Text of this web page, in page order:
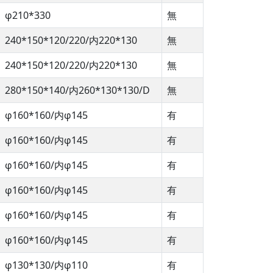
φ210*330
無
240*150*120/220/内220*130
無
240*150*120/220/内220*130
無
280*150*140/内260*130*130/D
無
φ160*160/内φ145
有
φ160*160/内φ145
有
φ160*160/内φ145
有
φ160*160/内φ145
有
φ160*160/内φ145
有
φ160*160/内φ145
有
φ130*130/内φ110
有